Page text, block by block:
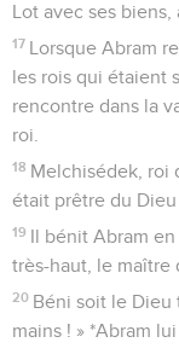
Lot avec ses
17
Lorsque Abram
les rois qui étaient
rencontre dans la
roi.
18 Melchisédek, roi
était prêtre du Dieu
19
Il bénit Abram
très-haut, le maître
20 Béni soit le Dieu
mains ! » *Abram